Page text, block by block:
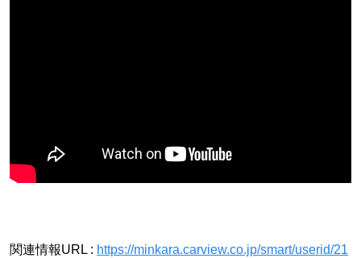
関連情報URL : https://minkara.carview.co.jp/smart/userid/21